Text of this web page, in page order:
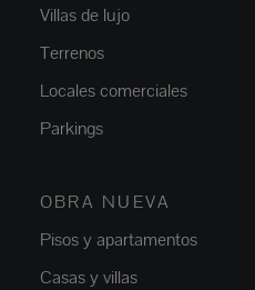
Villas de lujo
Terrenos
Locales comerciales
Parkings
OBRA NUEVA
Pisos y apartamentos
Casas y villas